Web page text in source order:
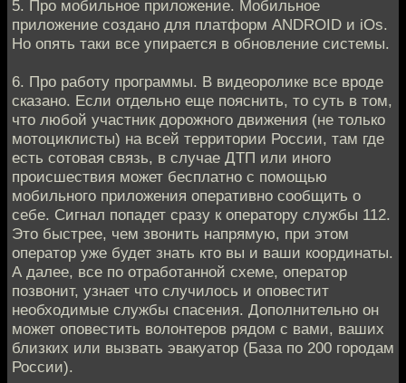
5. Про мобильное приложение. Мобильное
приложение создано для платформ ANDROID и iOs.
Но опять таки все упирается в обновление системы.
6. Про работу программы. В видеоролике все вроде
сказано. Если отдельно еще пояснить, то суть в том,
что любой участник дорожного движения (не только
мотоциклисты) на всей территории России, там где
есть сотовая связь, в случае ДТП или иного
происшествия может бесплатно с помощью
мобильного приложения оперативно сообщить о
себе. Сигнал попадет сразу к оператору службы 112.
Это быстрее, чем звонить напрямую, при этом
оператор уже будет знать кто вы и ваши координаты.
А далее, все по отработанной схеме, оператор
позвонит, узнает что случилось и оповестит
необходимые службы спасения. Дополнительно он
может оповестить волонтеров рядом с вами, ваших
близких или вызвать эвакуатор (База по 200 городам
России).